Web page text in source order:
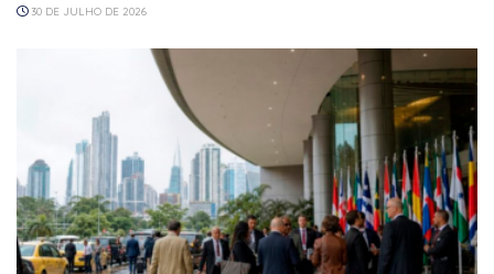
30 DE JULHO DE 2026